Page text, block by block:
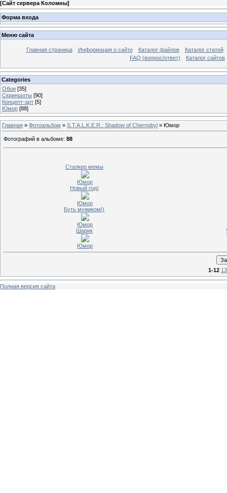
[Сайт сервера Коломны]
Форма входа
Меню сайта
Главная страница Информация о сайте Каталог файлов
Каталог статей
FAQ (вопрос/ответ)
Каталог сайтов
Categories
Обои [35]
Скриншоты [90]
Концепт-арт [5]
Юмор [88]
Главная » Фотоальбом » S.T.A.L.K.E.R.: Shadow of Chernobyl » Юмор
Фотографий в альбоме: 88
Сталкер мемы
Юмор
Новый год)
Юмор
Буть мужиком!)
Юмор
Шарик
Юмор
1-12
Полная версия сайта